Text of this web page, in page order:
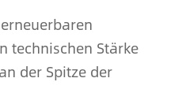
technischen Stärke
der Spitze der